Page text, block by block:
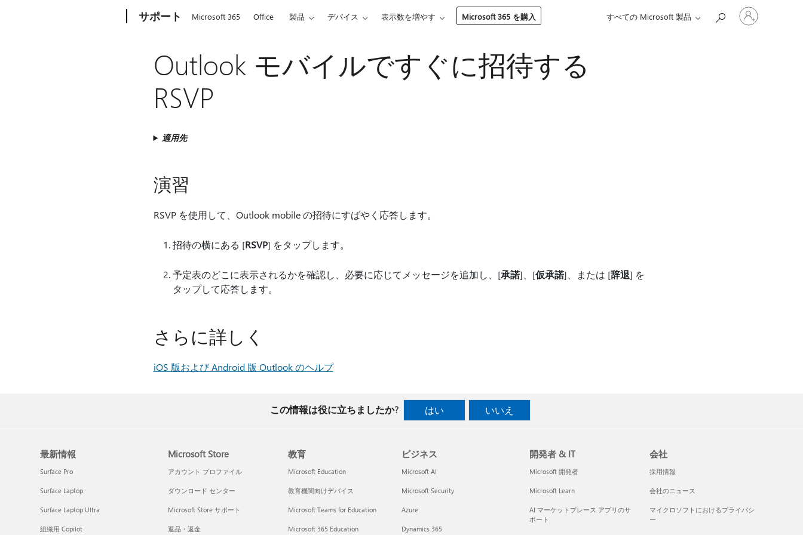
サポート Microsoft 365 Office 製品 デバイス 表示数を増やす Microsoft 365 を購入 すべての Microsoft 製品
カ
Outlook モバイルですぐに招待する
RSVP
適用先
演習
RSVP を使用して、Outlook mobile の招待にすばやく応答します。
招待の横にある [RSVP] をタップします。
予定表のどこに表示されるかを確認し、必要に応じてメッセージを追加し、[承諾]、[仮承諾]、または [辞退] を
タップして応答します。
さらに詳しく
iOS 版および Android 版 Outlook のヘルプ
この情報は役に立ちましたか? はい いいえ
最新情報
Surface Pro
Surface Laptop
Surface Laptop Ultra
組織用 Copilot
Microsoft Store
アカウント プロファイル
ダウンロード センター
Microsoft Store サポート
返品・返金
教育
Microsoft Education
教育機関向けデバイス
Microsoft Teams for Education
Microsoft 365 Education
ビジネス
Microsoft AI
Microsoft Security
Azure
Dynamics 365
開発者 & IT
Microsoft 開発者
Microsoft Learn
AI マーケットプレース アプリのサ
ポート
会社
採用情報
会社のニュース
マイクロソフトにおけるプライバシ
ー